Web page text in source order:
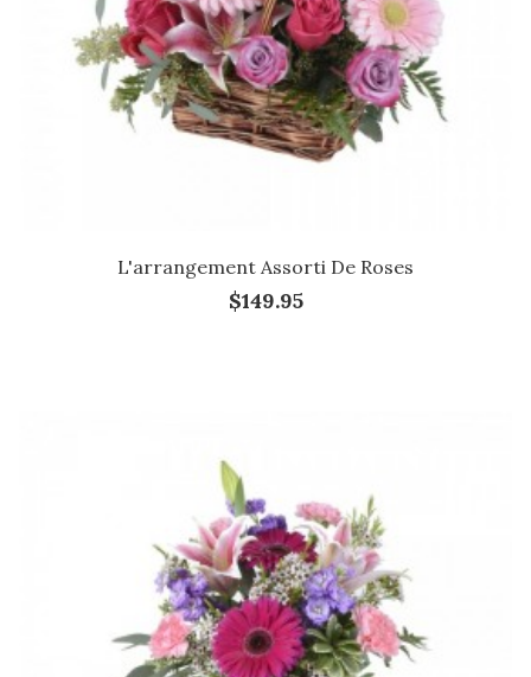
L'arrangement Assorti De Roses
$149.95